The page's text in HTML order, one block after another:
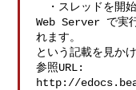
・スレッドを開
Web Server で実
れます。
という記載を見かけ
参照URL:
http://